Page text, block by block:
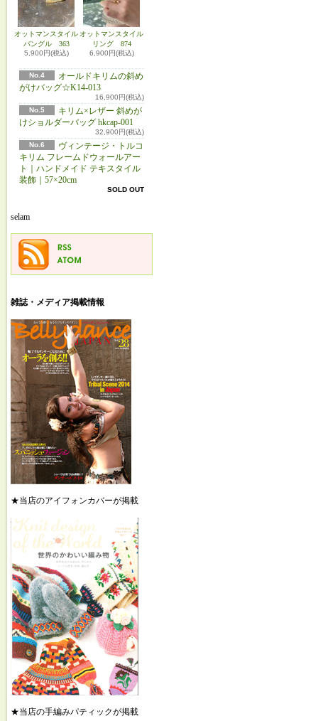
オットマンスタイル
バングル 363
5,900円(税込)
オットマンスタイル
リング 874
6,900円(税込)
No.4
オールドキリムの斜め
がけバッグ☆K14-013
16,900円(税込)
No.5
キリム×レザー 斜めが
けショルダーバッグ hkcap-001
32,900円(税込)
No.6
ヴィンテージ・トルコ
キリム フレームドウォールアー
ト｜ハンドメイド テキスタイル
装飾｜57×20cm
SOLD OUT
selam
雑誌・メディア掲載情報
★当店のアイフォンカバーが掲載
★当店の手編みパティックが掲載